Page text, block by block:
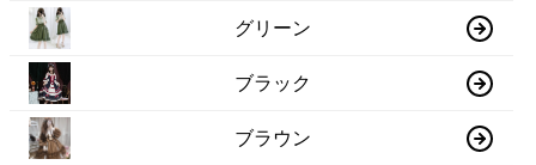
グリーン
ブラック
ブラウン